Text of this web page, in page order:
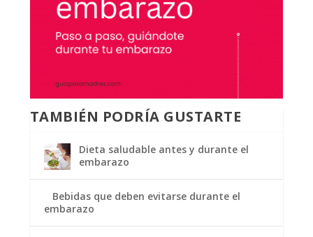
TAMBIÉN PODRÍA GUSTARTE
Dieta saludable antes y durante el
embarazo
Bebidas que deben evitarse durante el
embarazo